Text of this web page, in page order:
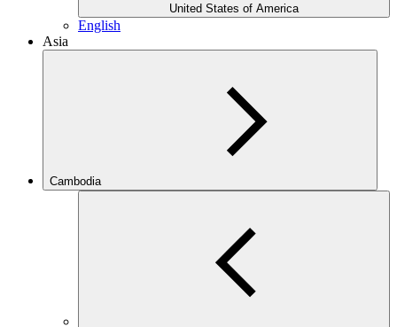
United States of America
English
Asia
Cambodia